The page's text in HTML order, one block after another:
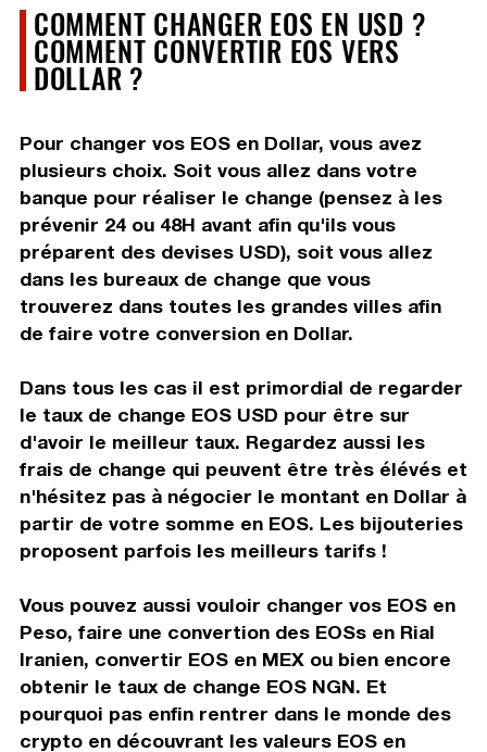
COMMENT CHANGER EOS EN USD ?
COMMENT CONVERTIR EOS VERS
DOLLAR ?
Pour changer vos EOS en Dollar, vous avez
plusieurs choix. Soit vous allez dans votre
banque pour réaliser le change (pensez à les
prévenir 24 ou 48H avant afin qu'ils vous
préparent des devises USD), soit vous allez
dans les bureaux de change que vous
trouverez dans toutes les grandes villes afin
de faire votre conversion en Dollar.
Dans tous les cas il est primordial de regarder
le taux de change EOS USD pour être sur
d'avoir le meilleur taux. Regardez aussi les
frais de change qui peuvent être très élévés et
n'hésitez pas à négocier le montant en Dollar à
partir de votre somme en EOS. Les bijouteries
proposent parfois les meilleurs tarifs !
Vous pouvez aussi vouloir changer vos EOS en
Peso, faire une convertion des EOSs en Rial
Iranien, convertir EOS en MEX ou bien encore
obtenir le taux de change EOS NGN. Et
pourquoi pas enfin rentrer dans le monde des
crypto en découvrant les valeurs EOS en